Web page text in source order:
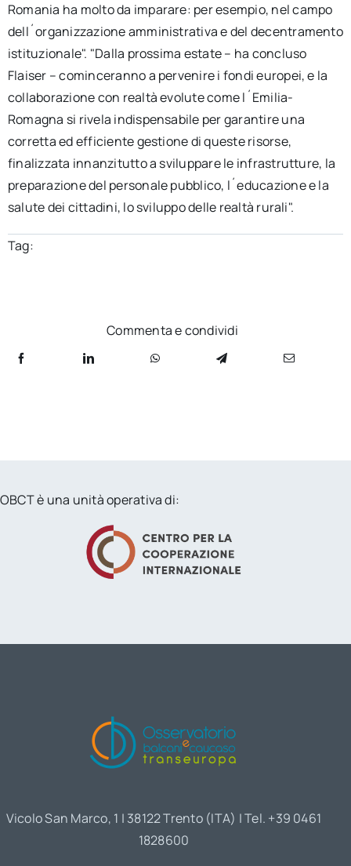
Romania ha molto da imparare: per esempio, nel campo
dell´organizzazione amministrativa e del decentramento
istituzionale". "Dalla prossima estate – ha concluso
Flaiser – cominceranno a pervenire i fondi europei, e la
collaborazione con realtà evolute come l´Emilia-
Romagna si rivela indispensabile per garantire una
corretta ed efficiente gestione di queste risorse,
finalizzata innanzitutto a sviluppare le infrastrutture, la
preparazione del personale pubblico, l´educazione e la
salute dei cittadini, lo sviluppo delle realtà rurali".
Tag:
Commenta e condividi
OBCT è una unità operativa di:
Vicolo San Marco, 1 | 38122 Trento (ITA) | Tel. +39 0461
1828600